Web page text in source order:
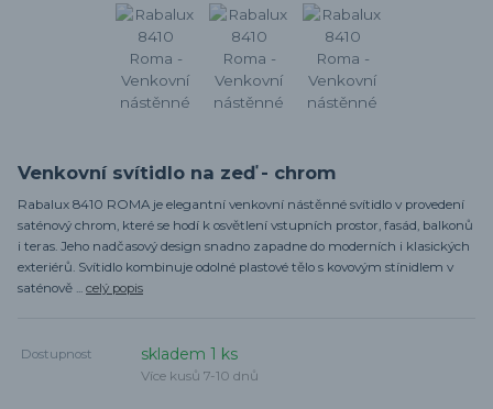
Venkovní svítidlo na zeď - chrom
Rabalux 8410 ROMA je elegantní venkovní nástěnné svítidlo v provedení
saténový chrom, které se hodí k osvětlení vstupních prostor, fasád, balkonů
i teras. Jeho nadčasový design snadno zapadne do moderních i klasických
exteriérů. Svítidlo kombinuje odolné plastové tělo s kovovým stínidlem v
saténově ... celý popis
Dostupnost skladem 1 ks
Více kusů 7-10 dnů